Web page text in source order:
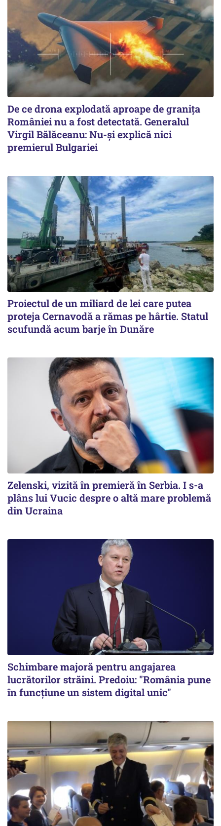
De ce drona explodată aproape de granița
României nu a fost detectată. Generalul
Virgil Bălăceanu: Nu-și explică nici
premierul Bulgariei
Proiectul de un miliard de lei care putea
proteja Cernavodă a rămas pe hârtie. Statul
scufundă acum barje în Dunăre
Zelenski, vizită în premieră în Serbia. I s-a
plâns lui Vucic despre o altă mare problemă
din Ucraina
Schimbare majoră pentru angajarea
lucrătorilor străini. Predoiu: "România pune
în funcțiune un sistem digital unic"